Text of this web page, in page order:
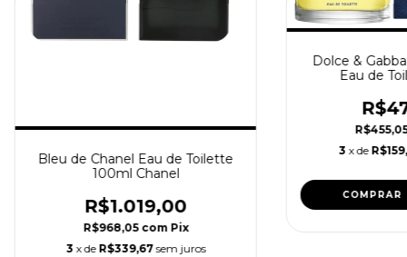
Bleu de Chanel Eau de Toilette
100ml Chanel
R$1.019,00
R$968,05 com Pix
3 x de R$339,67 sem juros
Dolce &
Eau de
3 x de